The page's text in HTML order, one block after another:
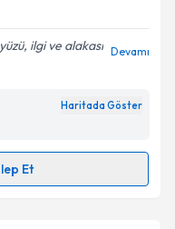
ilişkin
Aydınlatma
ediyorum.
ilgi ve alakası Devamı
Haritada Göster
Et